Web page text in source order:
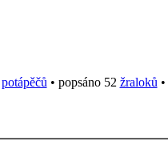
potápěčů • popsáno 52 žraloků